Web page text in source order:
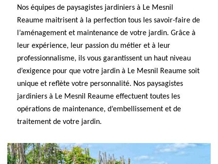
Nos équipes de paysagistes jardiniers à Le Mesnil
Reaume maitrisent à la perfection tous les savoir-faire de
l’aménagement et maintenance de votre jardin. Grâce à
leur expérience, leur passion du métier et à leur
professionnalisme, ils vous garantissent un haut niveau
d’exigence pour que votre jardin à Le Mesnil Reaume soit
unique et reflète votre personnalité. Nos paysagistes
jardiniers à Le Mesnil Reaume effectuent toutes les
opérations de maintenance, d’embellissement et de
traitement de votre jardin.